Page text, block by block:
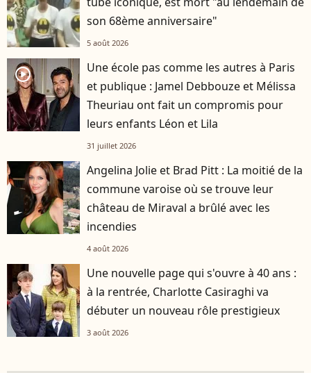
son 68ème anniversaire"
5 août 2026
player2
Une école pas comme les autres à Paris
et publique : Jamel Debbouze et Mélissa
Theuriau ont fait un compromis pour
leurs enfants Léon et Lila
31 juillet 2026
Angelina Jolie et Brad Pitt : La moitié de la
commune varoise où se trouve leur
château de Miraval a brûlé avec les
incendies
4 août 2026
Une nouvelle page qui s'ouvre à 40 ans :
à la rentrée, Charlotte Casiraghi va
débuter un nouveau rôle prestigieux
3 août 2026